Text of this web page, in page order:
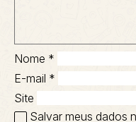
Nome *
E-mail *
Site
Salvar meus dados